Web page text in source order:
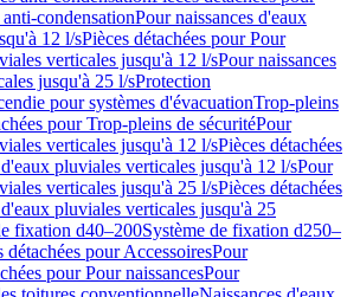
condensationPour naissances d'eaux
12 l/sPièces détachées pour Pour
verticales jusqu'à 12 l/sPour naissances
jusqu'à 25 l/sProtection
pour systèmes d'évacuationTrop-pleins
pour Trop-pleins de sécuritéPour
verticales jusqu'à 12 l/sPièces détachées
pluviales verticales jusqu'à 12 l/sPour
verticales jusqu'à 25 l/sPièces détachées
pluviales verticales jusqu'à 25
fixation d40–200Système de fixation d250–
détachées pour AccessoiresPour
pour Pour naissancesPour